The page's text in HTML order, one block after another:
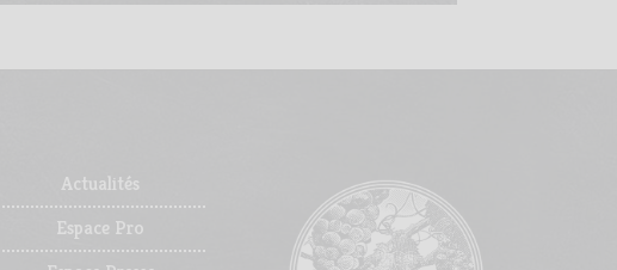
Actualités
Espace Pro